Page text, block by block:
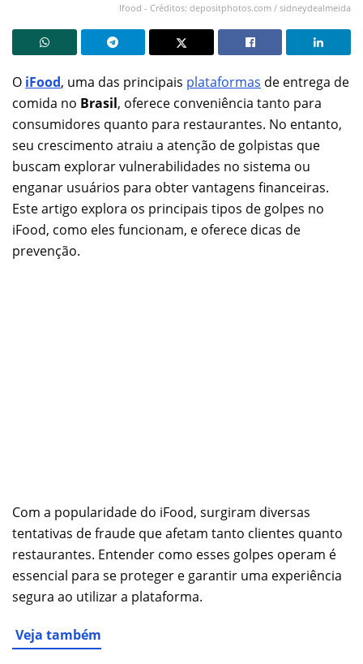
Ifood - Créditos: depositphotos.com / sidneydealmeida
O iFood, uma das principais plataformas de entrega de
comida no Brasil, oferece conveniência tanto para
consumidores quanto para restaurantes. No entanto,
seu crescimento atraiu a atenção de golpistas que
buscam explorar vulnerabilidades no sistema ou
enganar usuários para obter vantagens financeiras.
Este artigo explora os principais tipos de golpes no
iFood, como eles funcionam, e oferece dicas de
prevenção.
Com a popularidade do iFood, surgiram diversas
tentativas de fraude que afetam tanto clientes quanto
restaurantes. Entender como esses golpes operam é
essencial para se proteger e garantir uma experiência
segura ao utilizar a plataforma.
Veja também